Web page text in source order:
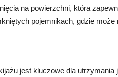
na powierzchni, która
pojemnikach, gdzie może
jest kluczowe dla utrzymania